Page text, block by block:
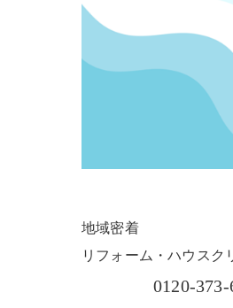
地域密着
リフォーム・ハウスク
0120-373-